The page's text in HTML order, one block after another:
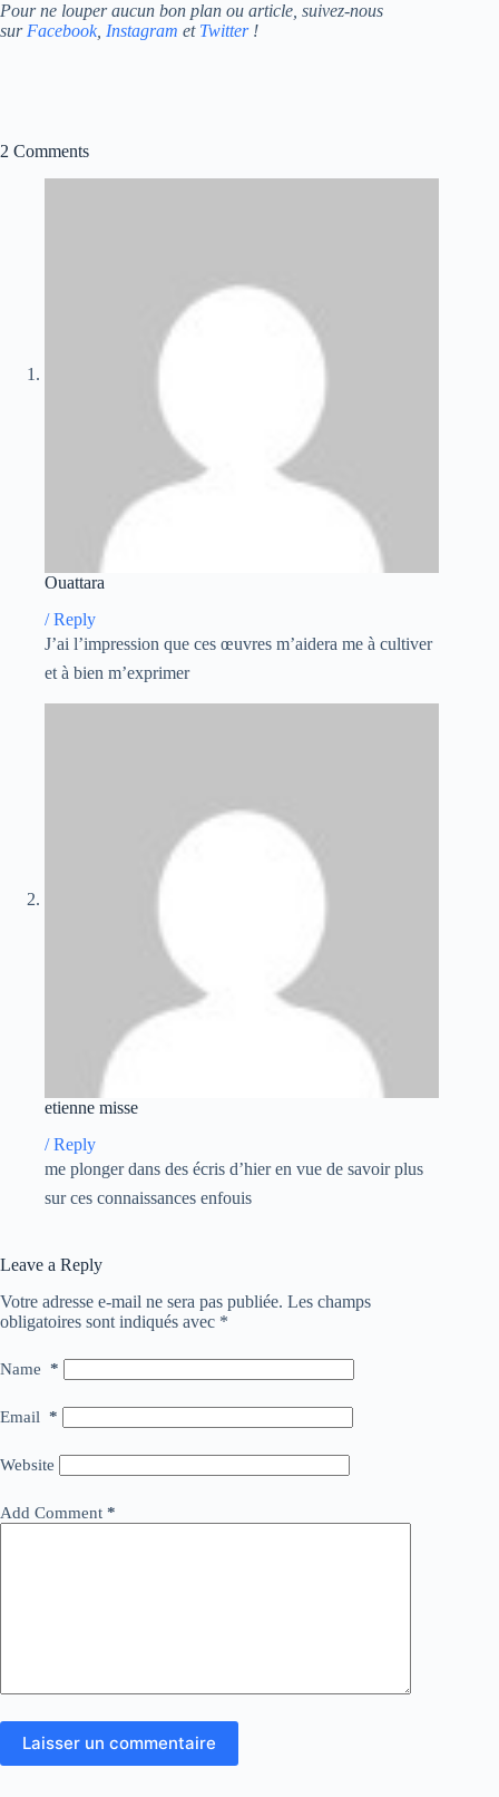
Pour ne louper aucun bon plan ou article, suivez-nous
sur Facebook, Instagram et Twitter!
2 Comments
Ouattara
/Reply
J’ai l’impression que ces œuvres m’aidera me à cultiver
et à bien m’exprimer
etienne misse
/Reply
me plonger dans des écris d’hier en vue de savoir plus
sur ces connaissances enfouis
Leave a Reply
Votre adresse e-mail ne sera pas publiée. Les champs
obligatoires sont indiqués avec *
Name *
Email *
Website
Add Comment *
Laisser un commentaire